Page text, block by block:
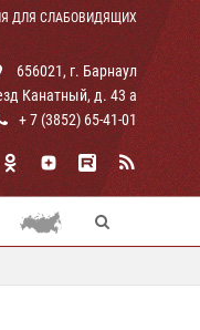
ДЛЯ СЛАБОВИДЯЩИХ
656021, г. Барнаул
Канатный, д. 43 а
+ 7 (3852) 65-41-01